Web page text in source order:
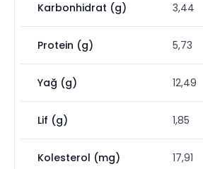
Karbonhidrat (g) 3,44
Protein (g) 5,73
Yağ (g) 12,49
Lif (g) 1,85
Kolesterol (mg) 17,91